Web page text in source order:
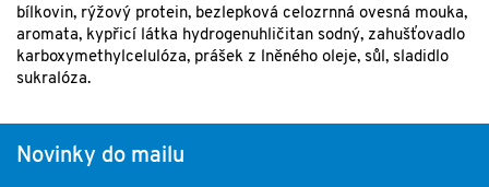
bílkovin, rýžový protein, bezlepková celozrnná ovesná mouka,
aromata, kypřicí látka hydrogenuhličitan sodný, zahušťovadlo
karboxymethylcelulóza, prášek z lněného oleje, sůl, sladidlo
sukralóza.
Novinky do mailu